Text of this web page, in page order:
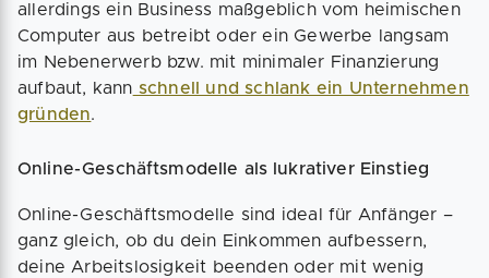
allerdings ein Business maßgeblich vom heimischen
Computer aus betreibt oder ein Gewerbe langsam
im Nebenerwerb bzw. mit minimaler Finanzierung
aufbaut, kann schnell und schlank ein Unternehmen
gründen.
Online-Geschäftsmodelle als lukrativer Einstieg
Online-Geschäftsmodelle sind ideal für Anfänger –
ganz gleich, ob du dein Einkommen aufbessern,
deine Arbeitslosigkeit beenden oder mit wenig